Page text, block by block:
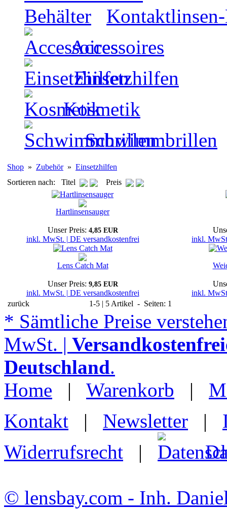
Accessoires
Einsetzhilfen
Kosmetik
Schwimmbrillen
Shop » Zubehör» Einsetzhilfen
Sortieren nach: Titel
Preis
Hartlinsensauger
Unser Preis: 4,85 EUR
inkl. MwSt. | DE versandkostenfrei
inkl.
Lens Catch Mat
Unser Preis: 9,85 EUR
inkl. MwSt. | DE versandkostenfrei
inkl.
zurück
1-5 | 5 Artikel - Seiten: 1
* Sämtliche Preise
MwSt. |
Deutschland.
Home | Warenkorb |
Kontakt | Newsletter |
Widerrufsrecht |
© lensbay.com - Inh.